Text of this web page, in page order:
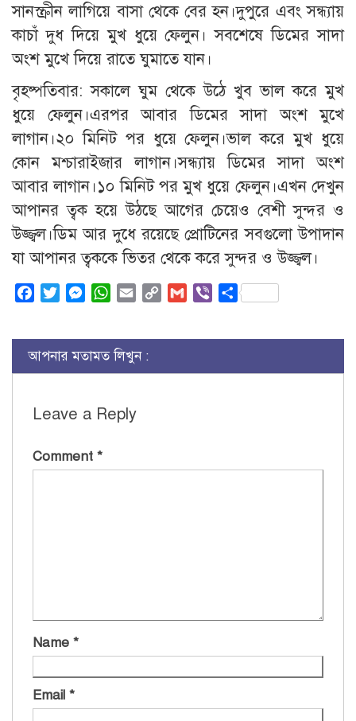
সানস্ক্রীন লাগিয়ে বাসা থেকে বের হন।দুপুরে এবং সন্ধ্যায়
কাচাঁ দুধ দিয়ে মুখ ধুয়ে ফেলুন। সবশেষে ডিমের সাদা
অংশ মুখে দিয়ে রাতে ঘুমাতে যান।
বৃহষ্পতিবার: সকালে ঘুম থেকে উঠে খুব ভাল করে মুখ
ধুয়ে ফেলুন।এরপর আবার ডিমের সাদা অংশ মুখে
লাগান।২০ মিনিট পর ধুয়ে ফেলুন।ভাল করে মুখ ধুয়ে
কোন মশ্চারাইজার লাগান।সন্ধ্যায় ডিমের সাদা অংশ
আবার লাগান।১০ মিনিট পর মুখ ধুয়ে ফেলুন।এখন দেখুন
আপানর ত্বক হয়ে উঠছে আগের চেয়েও বেশী সুন্দর ও
উজ্জ্বল।ডিম আর দুধে রয়েছে প্রোটিনের সবগুলো উপাদান
যা আপানর ত্বককে ভিতর থেকে করে সুন্দর ও উজ্জ্বল।
FacebookTwitterMessenger
WhatsApp
Email
Copy
Gmail ViberShare
আপনার মতামত লিখুন :
Leave a Reply
Comment *
Name *
Email *